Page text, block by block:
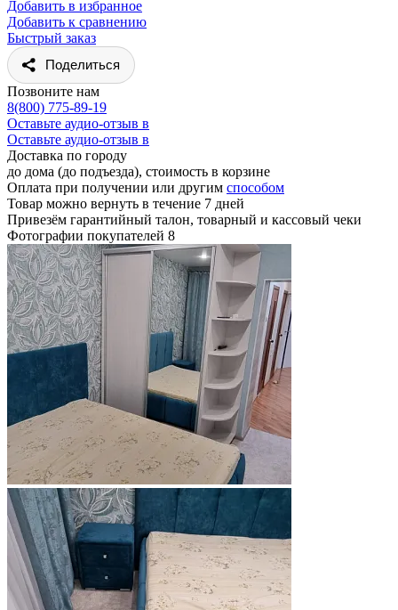
Добавить в избранное
Добавить к сравнению
Быстрый заказ
Поделиться
Позвоните нам
8(800) 775-89-19
Оставьте аудио-отзыв в
Оставьте аудио-отзыв в
Доставка по городу
до дома (до подъезда), стоимость в корзине
Оплата при получении или другим способом
Товар можно вернуть в течение 7 дней
Привезём гарантийный талон, товарный и кассовый чеки
Фотографии покупателей 8